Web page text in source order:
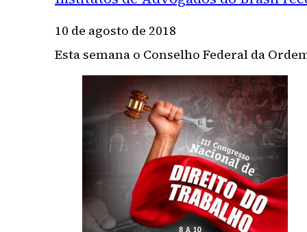
10 de agosto de 2018
Esta semana o Conselho Federal da